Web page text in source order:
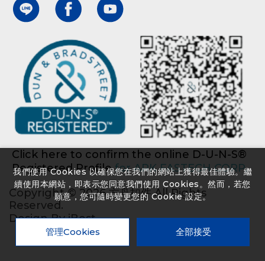
Click here to confirm the online D-U-N-S®
Registered Profilefor ARK FASTECH CORP.
Copyright © 2026 方舟扣件 All Rights
Reserved.
Design By iBest
我們使用 Cookies 以確保您在我們的網站上獲得最佳體驗。繼
續使用本網站，即表示您同意我們使用 Cookies。然而，若您
願意，您可隨時變更您的 Cookie 設定。
管理Cookies 全部接受